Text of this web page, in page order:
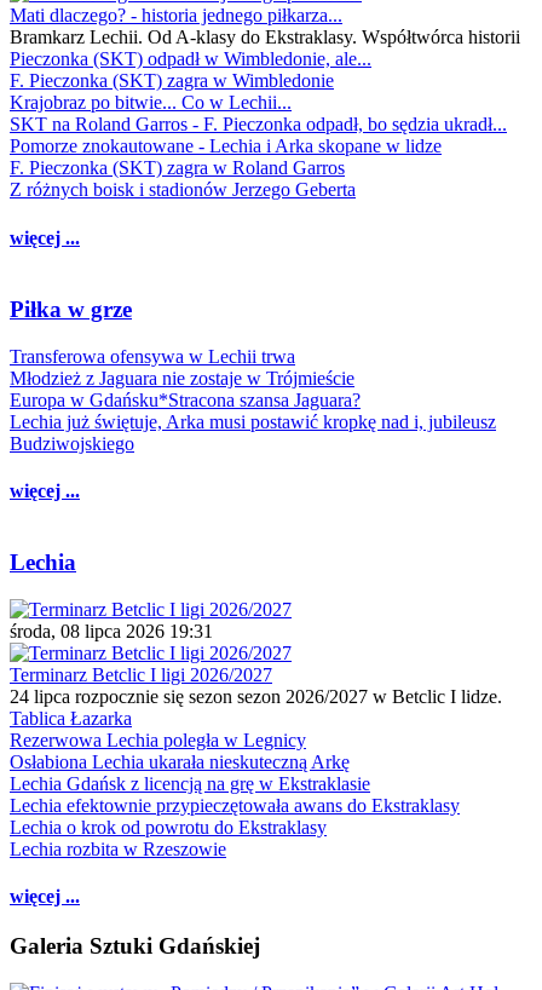
Mati dlaczego? - historia jednego piłkarza...
Bramkarz Lechii. Od A-klasy do Ekstraklasy. Współtwórca historii
Pieczonka (SKT) odpadł w Wimbledonie, ale...
F. Pieczonka (SKT) zagra w Wimbledonie
Krajobraz po bitwie... Co w Lechii...
SKT na Roland Garros - F. Pieczonka odpadł, bo sędzia ukradł...
Pomorze znokautowane - Lechia i Arka skopane w lidze
F. Pieczonka (SKT) zagra w Roland Garros
Z różnych boisk i stadionów Jerzego Geberta
więcej ...
Piłka w grze
Transferowa ofensywa w Lechii trwa
Młodzież z Jaguara nie zostaje w Trójmieście
Europa w Gdańsku*Stracona szansa Jaguara?
Lechia już świętuje, Arka musi postawić kropkę nad i, jubileusz
Budziwojskiego
więcej ...
Lechia
środa, 08 lipca 2026 19:31
Terminarz Betclic I ligi 2026/2027
24 lipca rozpocznie się sezon sezon 2026/2027 w Betclic I lidze.
Tablica Łazarka
Rezerwowa Lechia poległa w Legnicy
Osłabiona Lechia ukarała nieskuteczną Arkę
Lechia Gdańsk z licencją na grę w Ekstraklasie
Lechia efektownie przypieczętowała awans do Ekstraklasy
Lechia o krok od powrotu do Ekstraklasy
Lechia rozbita w Rzeszowie
więcej ...
Galeria Sztuki Gdańskiej